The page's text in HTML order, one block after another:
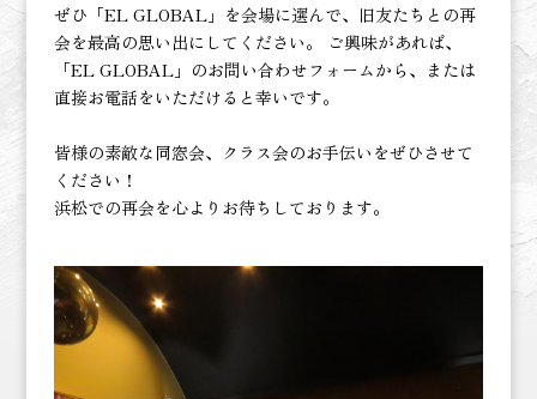
ぜひ「EL GLOBAL」を会場に選んで、旧友たちとの再
会を最高の思い出にしてください。 ご興味があれば、
「EL GLOBAL」のお問い合わせフォームから、または
直接お電話をいただけると幸いです。
皆様の素敵な同窓会、クラス会のお手伝いをぜひさせて
ください！
浜松での再会を心よりお待ちしております。